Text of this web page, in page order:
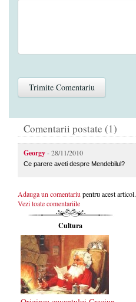
Comentarii postate (1)
Georgy- 28/11/2010
Ce parere aveti despre Mendebilul?
Adauga un comentariupentru acest articol.
Vezi toate comentariile
Cultura